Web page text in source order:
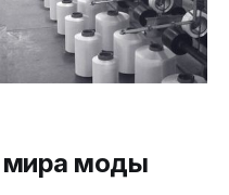
мира моды